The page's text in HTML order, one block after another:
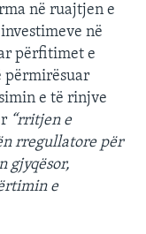
në ruajtjen e
në
përfitimet e
përmirësuar
e të rinjve
“rritjen e
rregullatore për
gjyqësor,
e